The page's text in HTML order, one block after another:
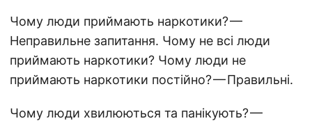
Чому люди приймають наркотики? —
Неправильне запитання. Чому не всі люди
приймають наркотики? Чому люди не
приймають наркотики постійно? — Правильні.
Чому люди хвилюються та панікують? —